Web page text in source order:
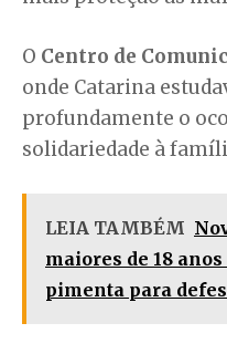
O Centro de
onde Catarina
profundamente o
solidariedade à
LEIA TAMBÉM
maiores de 18
pimenta para